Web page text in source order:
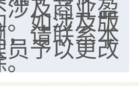
涉及商业盈
如涉及版
请联系本
予以更改
。
下父母心啊！
16
整，有升迁机会，但同时竞争的我们